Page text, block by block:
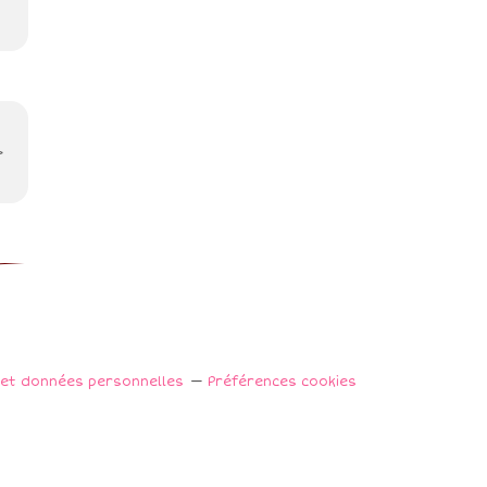
et données personnelles Préférences cookies